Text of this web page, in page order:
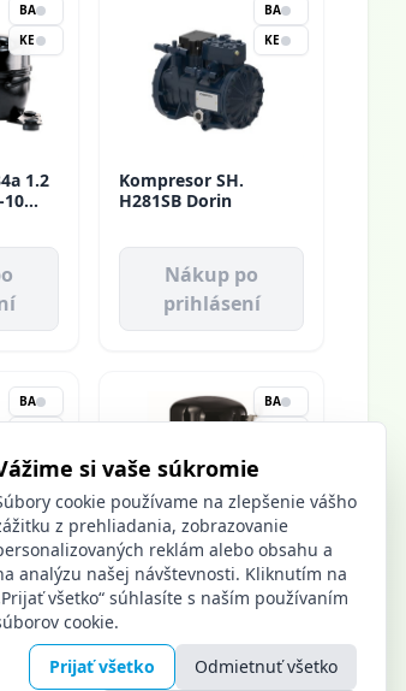
BA
KE
1.2
10
BA
KE
Kompresor SH.
H281SB Dorin
Nákup po
prihlásení
BA
BA
Kompresor R404A
15.6 TAG4546Z
5457W/-10 MBP
Nákup po
si vaše súkromie
cookie používame na zlepšenie vášho
z prehliadania, zobrazovanie
reklám alebo obsahu a
analýzu našej návštevnosti. Kliknutím na
všetko“ súhlasíte s naším používaním
cookie.
Prijať všetko
Odmietnuť všetko